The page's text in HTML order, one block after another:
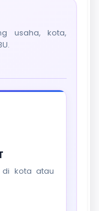
usaha, kota,
di kota atau